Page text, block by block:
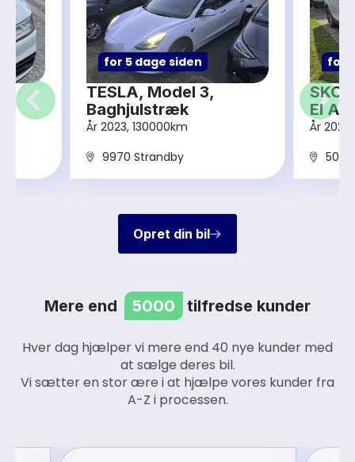
for 5 dage siden
TESLA, Model 3,
Baghjulstræk
År 2023, 130000km
9970 Strandby
for
El
År
Opret din bil
Mere end 5000 tilfredse kunder
Hver dag hjælper vi mere end 40 nye kunder med
at sælge deres bil.
Vi sætter en stor ære i at hjælpe vores kunder fra
A-Z i processen.